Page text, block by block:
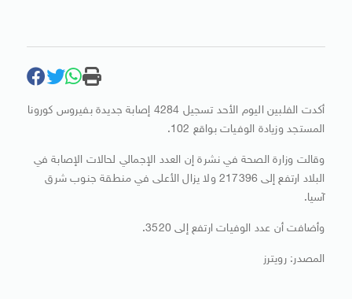
أكدت الفلبين اليوم الأحد تسجيل 4284 إصابة جديدة بفيروس كورونا
المستجد وزيادة الوفيات بواقع 102.
وقالت وزارة الصحة في نشرة إن العدد الإجمالي لحالات الإصابة في
البلاد ارتفع إلى 217396 ولا يزال الأعلى في منطقة جنوب شرق
آسيا.
وأضافت أن عدد الوفيات ارتفع إلى 3520.
المصدر: رويترز